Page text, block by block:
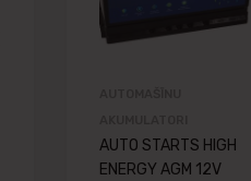
AUTO STARTS HIGH
ENERGY AGM 12V